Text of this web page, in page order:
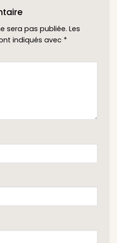
sera pas publiée. Les
indiqués avec *